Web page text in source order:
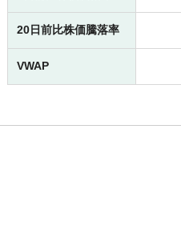
20日前比株価騰落率
VWAP